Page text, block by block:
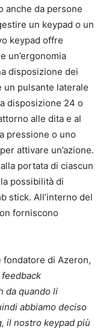
anche da persone
un keypad o un
keypad offre
un’ergonomia
disposizione dei
un pulsante laterale
disposizione 24 o
alle dita e al
pressione o uno
attivare un’azione.
portata di ciascun
possibilità di
stick. All’interno del
forniscono
fondatore di Azeron,
da quando li
abbiamo deciso
il nostro keypad più